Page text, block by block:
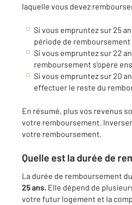
laquelle vous devez
Si vous empruntez sur 25
période de remboursement
Si vous empruntez sur 22
remboursement s'opère
Si vous empruntez sur 20
effectuer le reste du
En résumé, plus vos revenus
votre remboursement.
votre remboursement.
Quelle est la durée de
La durée de remboursement
25 ans. Elle dépend de
votre futur logement et la